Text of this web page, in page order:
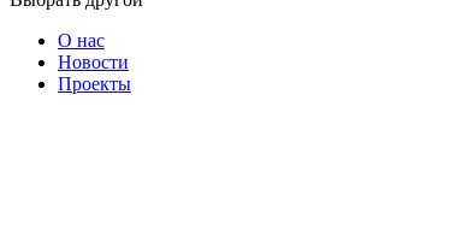
О нас
Новости
Проекты